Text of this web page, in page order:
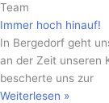
Team
Immer hoch hinauf!
In Bergedorf geht
an der Zeit unseren
bescherte uns zur
Weiterlesen »